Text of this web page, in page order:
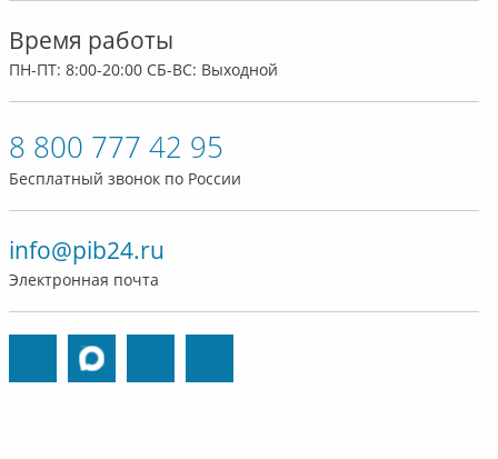
Время работы
ПН-ПТ: 8:00-20:00 СБ-ВС: Выходной
8 800 777 42 95
Бесплатный звонок по России
info@pib24.ru
Электронная почта